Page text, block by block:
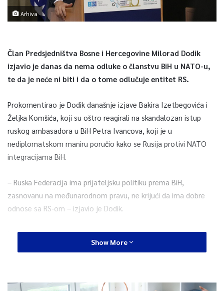
Arhiva
Član Predsjedništva Bosne i Hercegovine Milorad Dodik
izjavio je danas da nema odluke o članstvu BiH u NATO-u,
te da je neće ni biti i da o tome odlučuje entitet RS.
Prokomentirao je Dodik današnje izjave Bakira Izetbegovića i
Željka Komšića, koji su oštro reagirali na skandalozan istup
ruskog ambasadora u BiH Petra Ivancova, koji je u
nediplomatskom maniru poručio kako se Rusija protivi NATO
integracijama BiH.
– Ruska Federacija ima prijateljsku politiku prema BiH,
zasnovanu na međunarodnom pravu, ne krijući da ima dobre
odnose sa RS-om – izjavio je Dodik.
Izetbegovića i Komšića je optužio da ne vode principijelnu
politiku, te da ne brane interese BiH jer, kako je kazao, ono što
– Oni su obični trbuhozborci svojih mentora, koji se kriju po
Show More